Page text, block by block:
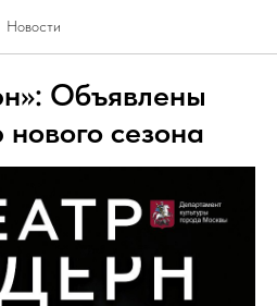
Новости
Объявлены
сезона